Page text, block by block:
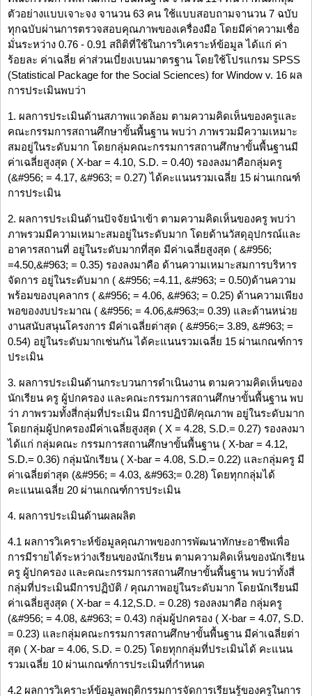
ตัวอย่างแบบเจาะจง จานวน 63 คน ใช้แบบสอบถามจานวน 7 ฉบับ
ทุกฉบับผ่านการตรวจสอบคุณภาพของเครื่องมือ โดยมีค่าความเชื่อ
มั่นระหว่าง 0.76 - 0.91 สถิติที่ใช้ในการวิเคราะห์ข้อมูล ได้แก่ ค่า
ร้อยละ ค่าเฉลี่ย ค่าส่วนเบี่ยงเบนมาตรฐาน โดยใช้โปรแกรม SPSS
(Statistical Package for the Social Sciences) for Window v. 16 ผล
การประเมินพบว่า
1. ผลการประเมินด้านสภาพแวดล้อม ตามความคิดเห็นของครูและ
คณะกรรมการสถานศึกษาขั้นพื้นฐาน พบว่า ภาพรวมมีความเหมาะ
สมอยู่ในระดับมาก โดยกลุ่มคณะกรรมการสถานศึกษาขั้นพื้นฐานมี
ค่าเฉลี่ยสูงสุด ( X-bar = 4.10, S.D. = 0.40) รองลงมาคือกลุ่มครู
(&#956; = 4.17, &#963; = 0.27) ได้คะแนนรวมเฉลี่ย 15 ผ่านเกณฑ์
การประเมิน
2. ผลการประเมินด้านปัจจัยนำเข้า ตามความคิดเห็นของครู พบว่า
ภาพรวมมีความเหมาะสมอยู่ในระดับมาก โดยด้านวัสดุอุปกรณ์และ
อาคารสถานที่ อยู่ในระดับมากที่สุด มีค่าเฉลี่ยสูงสุด ( &#956;
=4.50,&#963; = 0.35) รองลงมาคือ ด้านความเหมาะสมการบริหาร
จัดการ อยู่ในระดับมาก ( &#956; =4.11, &#963; = 0.50)ด้านความ
พร้อมของบุคลากร ( &#956; = 4.06, &#963; = 0.25) ด้านความเพียง
พอของงบประมาณ ( &#956; = 4.06,&#963;= 0.39) และด้านหน่วย
งานสนับสนุนโครงการ มีค่าเฉลี่ยต่าสุด ( &#956;= 3.89, &#963; =
0.54) อยู่ในระดับมากเช่นกัน ได้คะแนนรวมเฉลี่ย 15 ผ่านเกณฑ์การ
ประเมิน
3. ผลการประเมินด้านกระบวนการดำเนินงาน ตามความคิดเห็นของ
นักเรียน ครู ผู้ปกครอง และคณะกรรมการสถานศึกษาขั้นพื้นฐาน พบ
ว่า ภาพรวมทั้งสี่กลุ่มที่ประเมิน มีการปฏิบัติ/คุณภาพ อยู่ในระดับมาก
โดยกลุ่มผู้ปกครองมีค่าเฉลี่ยสูงสุด ( X = 4.28, S.D.= 0.27) รองลงมา
ได้แก่ กลุ่มคณะ กรรมการสถานศึกษาขั้นพื้นฐาน ( X-bar = 4.12,
S.D.= 0.36) กลุ่มนักเรียน ( X-bar = 4.08, S.D.= 0.22) และกลุ่มครู มี
ค่าเฉลี่ยต่าสุด (&#956; = 4.03, &#963;= 0.28) โดยทุกกลุ่มได้
คะแนนเฉลี่ย 20 ผ่านเกณฑ์การประเมิน
4. ผลการประเมินด้านผลผลิต
4.1 ผลการวิเคราะห์ข้อมูลคุณภาพของการพัฒนาทักษะอาชีพเพื่อ
การมีรายได้ระหว่างเรียนของนักเรียน ตามความคิดเห็นของนักเรียน
ครู ผู้ปกครอง และคณะกรรมการสถานศึกษาขั้นพื้นฐาน พบว่าทั้งสี่
กลุ่มที่ประเมินมีการปฏิบัติ / คุณภาพอยู่ในระดับมาก โดยนักเรียนมี
ค่าเฉลี่ยสูงสุด ( X-bar = 4.12,S.D. = 0.28) รองลงมาคือ กลุ่มครู
(&#956; = 4.08, &#963; = 0.43) กลุ่มผู้ปกครอง ( X-bar = 4.07, S.D.
= 0.23) และกลุ่มคณะกรรมการสถานศึกษาขั้นพื้นฐาน มีค่าเฉลี่ยต่า
สุด ( X-bar = 4.06, S.D. = 0.25) โดยทุกกลุ่มที่ประเมินได้ คะแนน
รวมเฉลี่ย 10 ผ่านเกณฑ์การประเมินที่กำหนด
4.2 ผลการวิเคราะห์ข้อมูลพฤติกรรมการจัดการเรียนรู้ของครูในการ